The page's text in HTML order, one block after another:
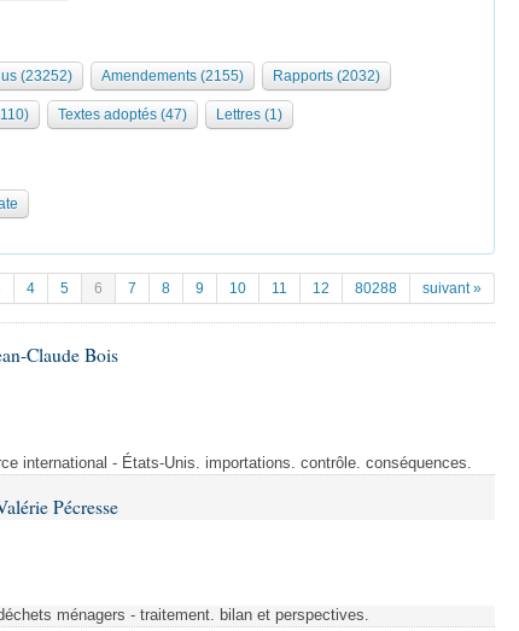
(23252) Amendements (2155) Rapports (2032)
Textes adoptés (47) Lettres (1)
4 5 6 7 8 9 10 11 12 80288 suivant »
Claude Bois
international - États-Unis. importations. contrôle. conséquences.
Pécresse
ménagers - traitement. bilan et perspectives.